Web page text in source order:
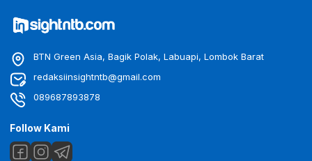
BTN Green Asia, Bagik Polak, Labuapi, Lombok Barat
redaksiinsightntb@gmail.com
089687893878
Follow Kami